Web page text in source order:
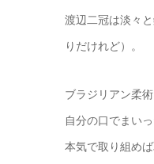
渡辺二冠は淡々
りだけれど）。
ブラジリアン柔
自分の口でまい
本気で取り組め